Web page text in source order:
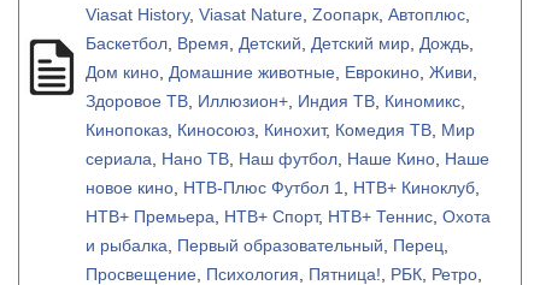
Viasat History, Viasat Nature Zooпарк Автоплюс
Баскетбол Время Детский Детский мир Дождь
Дом кино Домашние животные Еврокино Живи
Здоровое ТВ Иллюзион+ Индия ТВ Киномикс
Кинопоказ Киносоюз Кинохит, Комедия ТВ Мир
сериала
Нано ТВ Наш футбол Наше Кино Наше
новое кино НТВ-Плюс Футбол 1 НТВ+ Киноклуб
НТВ+ Премьера
НТВ+ Спорт, НТВ+ Теннис Охота
и рыбалка
Первый образовательный Перец
Просвещение Психология Пятница! РБК Ретро